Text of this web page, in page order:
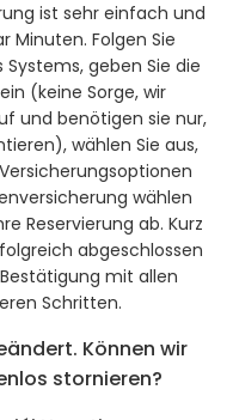
ist sehr einfach und
Minuten. Folgen Sie
geben Sie die
(keine Sorge, wir
und benötigen sie nur,
wählen Sie aus,
wählen
Reservierung ab. Kurz
abgeschlossen
mit allen
Schritten.
Können wir
stornieren?